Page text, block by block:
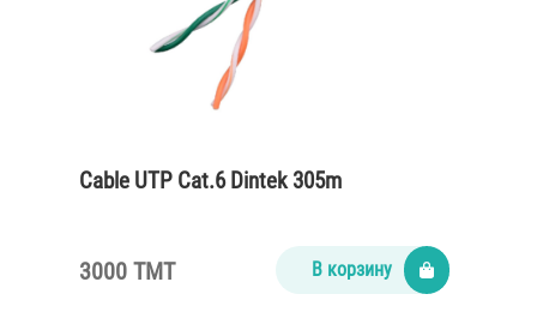
Cable UTP Cat.6 Dintek 305m
3000 TMT В корзину